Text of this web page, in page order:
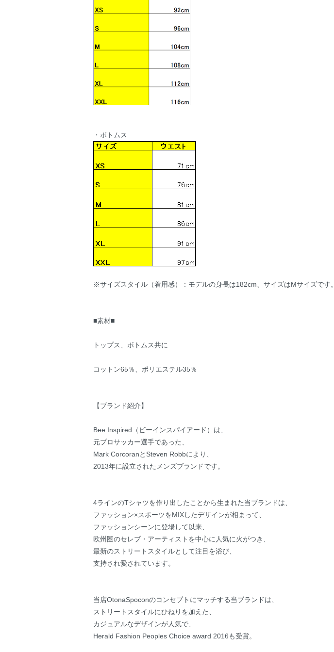
・ボトムス
※サイズスタイル（着用感）：モデルの身長は182cm、サイズはMサイズです。
■素材■
トップス、ボトムス共に
コットン65％、ポリエステル35％
【ブランド紹介】
Bee Inspired（ビーインスパイアード）は、
元プロサッカー選手であった、
Mark CorcoranとSteven Robbにより、
2013年に設立されたメンズブランドです。
4ラインのTシャツを作り出したことから生まれた当ブランドは、
ファッション×スポーツをMIXしたデザインが相まって、
ファッションシーンに登場して以来、
欧州圏のセレブ・アーティストを中心に人気に火がつき、
最新のストリートスタイルとして注目を浴び、
支持され愛されています。
当店OtonaSpoconのコンセプトにマッチする当ブランドは、
ストリートスタイルにひねりを加えた、
カジュアルなデザインが人気で、
Herald Fashion Peoples Choice award 2016も受賞。